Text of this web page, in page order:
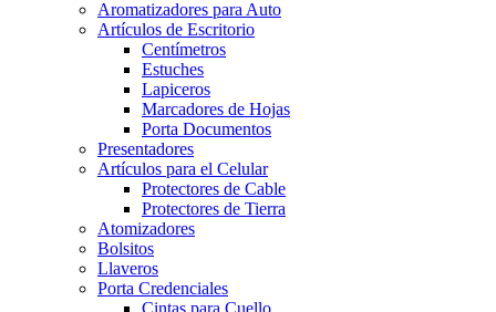
Aromatizadores para Auto
Artículos de Escritorio
Centímetros
Estuches
Lapiceros
Marcadores de Hojas
Porta Documentos
Presentadores
Artículos para el Celular
Protectores de Cable
Protectores de Tierra
Atomizadores
Bolsitos
Llaveros
Porta Credenciales
Cintas para Cuello